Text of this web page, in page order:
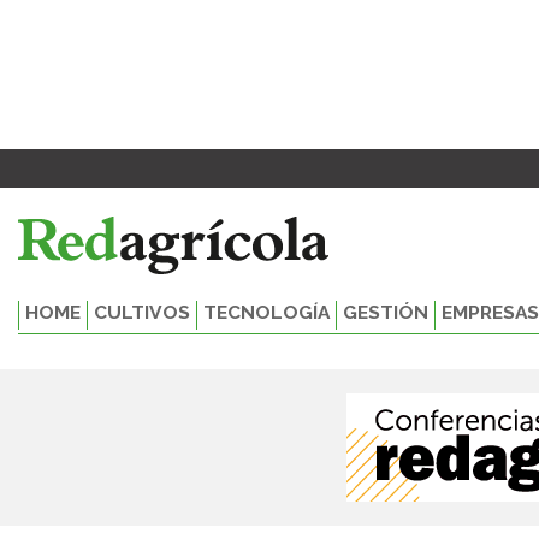
HOME CULTIVOS TECNOLOGÍA GESTIÓN EMPRESAS